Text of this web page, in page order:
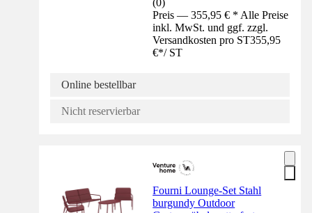
(0)
Preis — 355,95 € * Alle Preise
inkl. MwSt. und ggf. zzgl.
Versandkosten pro ST355,95
€*/ ST
Online bestellbar
Nicht reservierbar
Fourni Lounge-Set Stahl
burgundy Outdoor